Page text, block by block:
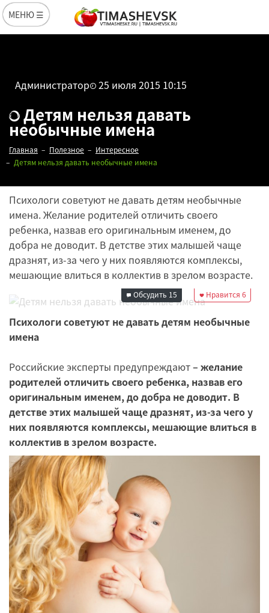
МЕНЮ ☰
Администратор 25 июля 2015 10:15
Детям нельзя давать
необычные имена
Главная Полезное
Интересное
Детям нельзя давать необычные имена
Психологи советуют не давать детям необычные
имена. Желание родителей отличить своего
ребенка, назвав его оригинальным именем, до
добра не доводит. В детстве этих малышей чаще
дразнят, из-за чего у них появляются комплексы,
мешающие влиться в коллектив в зрелом возрасте.
25 июля 2015 10:15
Нравится 6
Обсудить 15
Психологи советуют не давать детям необычные
имена
Российские эксперты предупреждают– желание
родителей отличить своего ребенка, назвав его
оригинальным именем, до добра не доводит. В
детстве этих малышей чаще дразнят, из-за чего у
них появляются комплексы, мешающие влиться в
коллектив в зрелом возрасте.